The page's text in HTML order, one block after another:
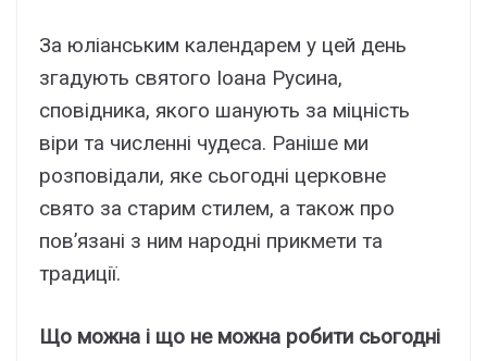
За юліанським календарем у цей день
згадують святого Іоана Русина,
сповідника, якого шанують за міцність
віри та численні чудеса. Раніше ми
розповідали, яке сьогодні церковне
свято за старим стилем, а також про
пов’язані з ним народні прикмети та
традиції.
Що можна і що не можна робити сьогодні